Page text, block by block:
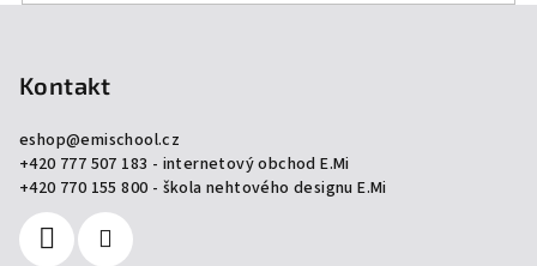
Kontakt
eshop@emischool.cz
+420 777 507 183 - internetový obchod E.Mi
+420 770 155 800 - škola nehtového designu E.Mi